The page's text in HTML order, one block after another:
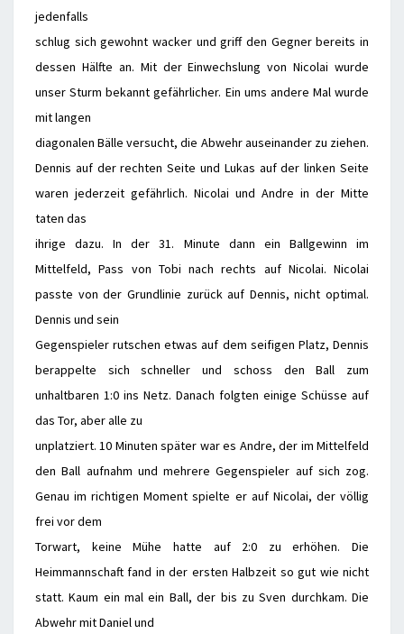
jedenfalls
schlug sich gewohnt wacker und griff den Gegner bereits in
dessen Hälfte an. Mit der Einwechslung von Nicolai wurde
unser Sturm bekannt gefährlicher. Ein ums andere Mal wurde
mit langen
diagonalen Bälle versucht, die Abwehr auseinander zu ziehen.
Dennis auf der rechten Seite und Lukas auf der linken Seite
waren jederzeit gefährlich. Nicolai und Andre in der Mitte
taten das
ihrige dazu. In der 31. Minute dann ein Ballgewinn im
Mittelfeld, Pass von Tobi nach rechts auf Nicolai. Nicolai
passte von der Grundlinie zurück auf Dennis, nicht optimal.
Dennis und sein
Gegenspieler rutschen etwas auf dem seifigen Platz, Dennis
berappelte sich schneller und schoss den Ball zum
unhaltbaren 1:0 ins Netz. Danach folgten einige Schüsse auf
das Tor, aber alle zu
unplatziert. 10 Minuten später war es Andre, der im Mittelfeld
den Ball aufnahm und mehrere Gegenspieler auf sich zog.
Genau im richtigen Moment spielte er auf Nicolai, der völlig
frei vor dem
Torwart, keine Mühe hatte auf 2:0 zu erhöhen. Die
Heimmannschaft fand in der ersten Halbzeit so gut wie nicht
statt. Kaum ein mal ein Ball, der bis zu Sven durchkam. Die
Abwehr mit Daniel und